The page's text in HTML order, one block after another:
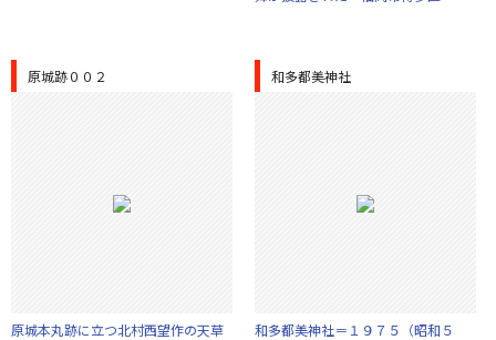
原城跡００２
原城本丸跡に立つ北村西望作の天草
和多都美神社
和多都美神社＝１９７５（昭和５